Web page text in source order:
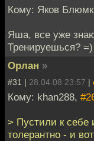
Кому: Яков
Яша, все уже
Тренируешься? =)
Орлан »
#31 | 28.04.08 23:57 |
Кому: khan288,
> Пустили к себе
толерантно - и